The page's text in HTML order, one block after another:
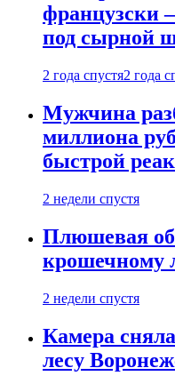
французски
под сырной
2 года спустя2 года
Мужчина
миллиона
быстрой
2 недели спустя
Плюшевая
крошечному
2 недели спустя
Камера
лесу